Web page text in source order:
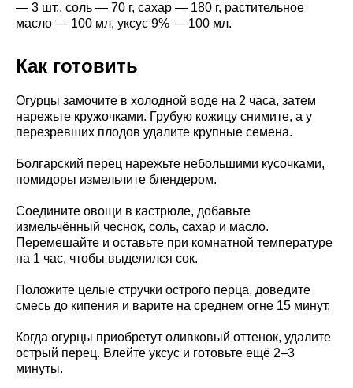
— 3 шт., соль — 70 г, сахар — 180 г, растительное
масло — 100 мл, уксус 9% — 100 мл.
Как готовить
Огурцы замочите в холодной воде на 2 часа, затем
нарежьте кружочками. Грубую кожицу снимите, а у
перезревших плодов удалите крупные семена.
Болгарский перец нарежьте небольшими кусочками,
помидоры измельчите блендером.
Соедините овощи в кастрюле, добавьте
измельчённый чеснок, соль, сахар и масло.
Перемешайте и оставьте при комнатной температуре
на 1 час, чтобы выделился сок.
Положите целые стручки острого перца, доведите
смесь до кипения и варите на среднем огне 15 минут.
Когда огурцы приобретут оливковый оттенок, удалите
острый перец. Влейте уксус и готовьте ещё 2–3
минуты.